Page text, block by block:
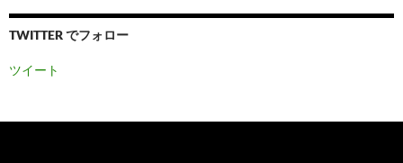
TWITTER でフォロー
ツイート